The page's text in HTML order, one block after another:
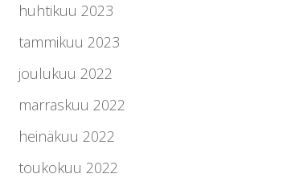
huhtikuu 2023
tammikuu 2023
joulukuu 2022
marraskuu 2022
heinäkuu 2022
toukokuu 2022